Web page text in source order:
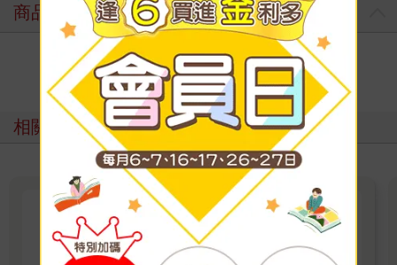
商品評價
寫評價
相關主題
後青春
「每個人其實都值得擁有一段『不需為別人交代